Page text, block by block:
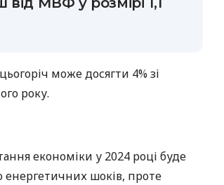
може досягти 4% зі
року.
економіки у 2024 році буде
енергетичних шоків, проте